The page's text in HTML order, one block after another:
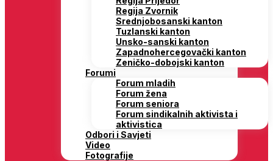
Regija Zvornik
Srednjobosanski kanton
Tuzlanski kanton
Unsko-sanski kanton
Zapadnohercegovački kanton
Zeničko-dobojski kanton
Forumi
Forum mladih
Forum žena
Forum seniora
Forum sindikalnih aktivista i
aktivistica
Odbori i Savjeti
Video
Fotografije